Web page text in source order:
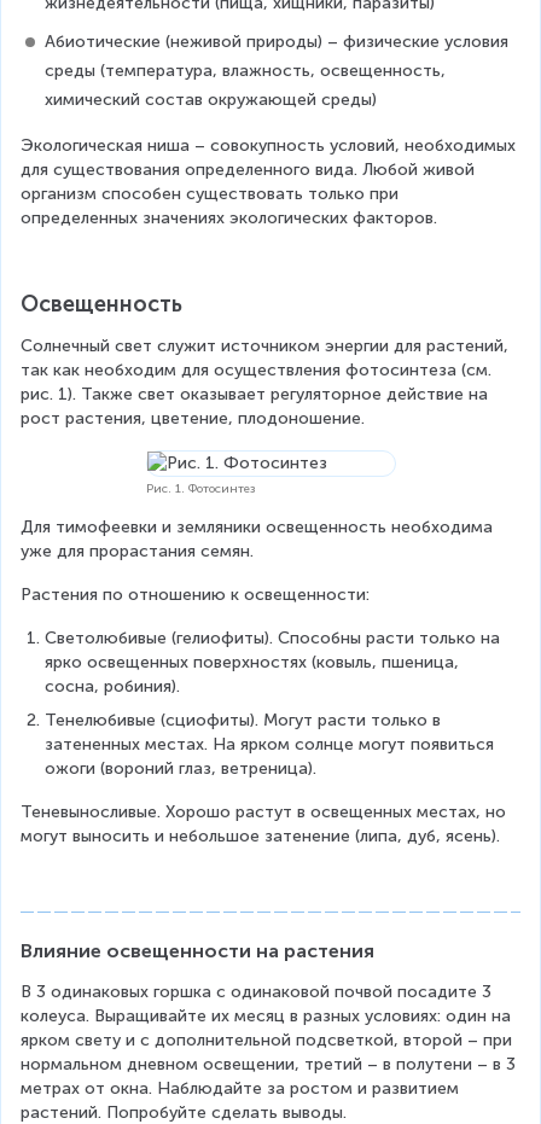
Абиотические (неживой природы) – физические условия
среды (температура, влажность, освещенность,
химический состав окружающей среды)
Экологическая ниша – совокупность условий, необходимых
для существования определенного вида. Любой живой
организм способен существовать только при
определенных значениях экологических факторов.
Освещенность
Солнечный свет служит источником энергии для растений,
так как необходим для осуществления фотосинтеза (см.
рис. 1). Также свет оказывает регуляторное действие на
рост растения, цветение, плодоношение.
Рис. 1. Фотосинтез
Для тимофеевки и земляники освещенность необходима
уже для прорастания семян.
Растения по отношению к освещенности:
Светолюбивые (гелиофиты). Способны расти только на
ярко освещенных поверхностях (ковыль, пшеница,
сосна, робиния).
Тенелюбивые (сциофиты). Могут расти только в
затененных местах. На ярком солнце могут появиться
ожоги (вороний глаз, ветреница).
Теневыносливые. Хорошо растут в освещенных местах, но
могут выносить и небольшое затенение (липа, дуб, ясень).
Влияние освещенности на растения
В 3 одинаковых горшка с одинаковой почвой посадите 3
колеуса. Выращивайте их месяц в разных условиях: один на
ярком свету и с дополнительной подсветкой, второй – при
нормальном дневном освещении, третий – в полутени – в 3
метрах от окна. Наблюдайте за ростом и развитием
растений. Попробуйте сделать выводы.